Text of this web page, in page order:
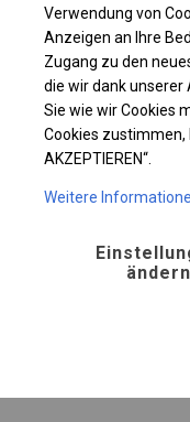
Verwendung von
Anzeigen an Ihre
Zugang zu den
die wir dank unserer
Sie wie wir Cookies
Cookies zustimmen,
AKZEPTIEREN“.
Weitere
ändern